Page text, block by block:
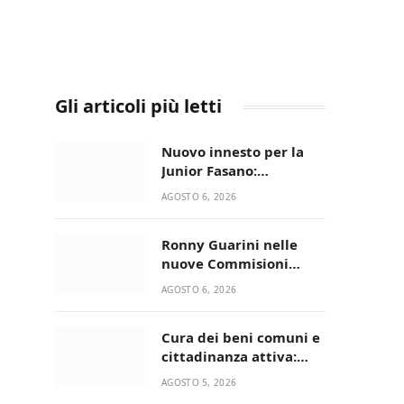
Gli articoli più letti
Nuovo innesto per la
Junior Fasano:
ingaggiato il
AGOSTO 6, 2026
Ronny Guarini nelle
nuove Commisioni
Acisport
AGOSTO 6, 2026
Cura dei beni comuni e
cittadinanza attiva:
online l’avviso per la
AGOSTO 5, 2026